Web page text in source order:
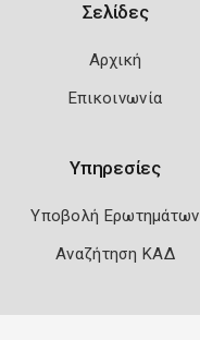
Σελίδες
Αρχική
Επικοινωνία
Υπηρεσίες
Υποβολή Ερωτημάτων
Αναζήτηση ΚΑΔ